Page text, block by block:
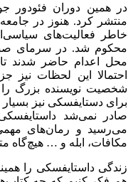
در همین دوران فئودور
منتشر کرد. هنوز در
خاطر فعالیت‌های
محل اعدام حاضر شدند
احتمالا این لحظات
شخصیت نویسنده بزرگ
برای دستایفسکی نیز
می‌رسید و رمان‌های
مکافات، ابله و … هیچ‌گاه
زندگی داستایفسکی را